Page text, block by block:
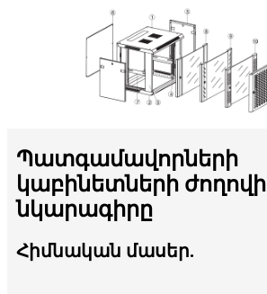
Պատգամավորների
կաբինետների ժողովի
նկարագիրը
Հիմնական մասեր.